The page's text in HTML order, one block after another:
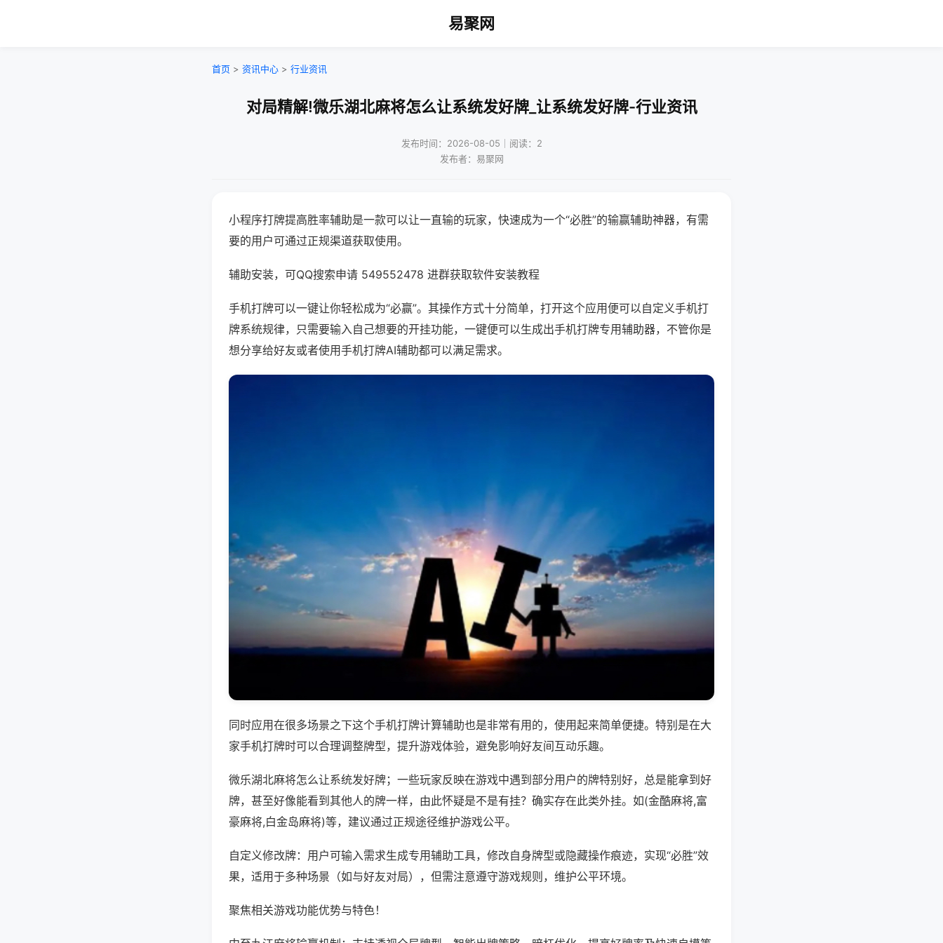
易聚网
首页 > 资讯中心 > 行业资讯
对局精解!微乐湖北麻将怎么让系统发好牌_让系统发好牌-行业资讯
发布时间：2026-08-05｜阅读：2
发布者：易聚网
小程序打牌提高胜率辅助是一款可以让一直输的玩家，快速成为一个“必胜”的输赢辅助神器，有需
要的用户可通过正规渠道获取使用。
辅助安装，可QQ搜索申请 549552478 进群获取软件安装教程
手机打牌可以一键让你轻松成为“必赢”。其操作方式十分简单，打开这个应用便可以自定义手机打
牌系统规律，只需要输入自己想要的开挂功能，一键便可以生成出手机打牌专用辅助器，不管你是
想分享给好友或者使用手机打牌AI辅助都可以满足需求。
同时应用在很多场景之下这个手机打牌计算辅助也是非常有用的，使用起来简单便捷。特别是在大
家手机打牌时可以合理调整牌型，提升游戏体验，避免影响好友间互动乐趣。
微乐湖北麻将怎么让系统发好牌；一些玩家反映在游戏中遇到部分用户的牌特别好，总是能拿到好
牌，甚至好像能看到其他人的牌一样，由此怀疑是不是有挂？确实存在此类外挂。如(金酷麻将,富
豪麻将,白金岛麻将)等，建议通过正规途径维护游戏公平。
自定义修改牌：用户可输入需求生成专用辅助工具，修改自身牌型或隐藏操作痕迹，实现“必胜”效
果，适用于多种场景（如与好友对局），但需注意遵守游戏规则，维护公平环境。
聚焦相关游戏功能优势与特色！